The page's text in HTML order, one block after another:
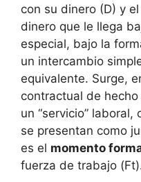
con su dinero (D) y
dinero que le llega
especial, bajo la
un intercambio
equivalente. Surge,
contractual de
un “servicio”
se presentan como
es el momento
fuerza de trabajo